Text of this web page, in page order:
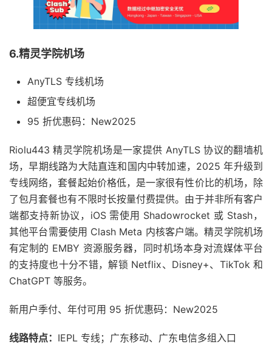
6.精灵学院机场
AnyTLS 专线机场
超便宜专线机场
95 折优惠码：New2025
Riolu443 精灵学院机场是一家提供 AnyTLS 协议的翻墙机
场，早期线路为大陆直连和国内中转加速，2025 年升级到
专线网络，套餐起始价格低，是一家很有性价比的机场，除
了包月套餐也有不限时长按量付费提供。由于并非所有客户
端都支持新协议，iOS 需使用 Shadowrocket 或 Stash，
其他平台需要使用 Clash Meta 内核客户端。精灵学院机场
有定制的 EMBY 资源服务器，同时机场本身对流媒体平台
的支持度也十分不错，解锁 Netflix、Disney+、TikTok 和
ChatGPT 等服务。
新用户季付、年付可用 95 折优惠码：New2025
线路特点： IEPL 专线；广东移动、广东电信多组入口